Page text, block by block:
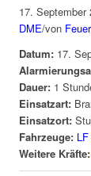
17. September
DME/von
Datum: 17.
Dauer: 1
Einsatzart:
Einsatzort:
Fahrzeuge:
Weitere Kräfte: